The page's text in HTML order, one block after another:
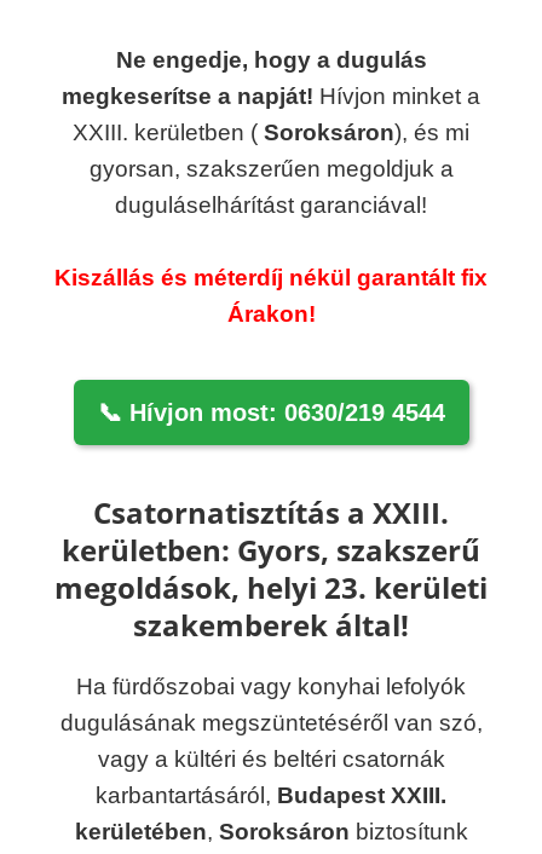
Ne engedje, hogy a dugulás
megkeserítse a napját! Hívjon minket a
XXIII. kerületben ( Soroksáron), és mi
gyorsan, szakszerűen megoldjuk a
duguláselhárítást garanciával!
Kiszállás és méterdíj nékül garantált fix
Árakon!
📞 Hívjon most: 0630/219 4544
Csatornatisztítás a XXIII.
kerületben: Gyors, szakszerű
megoldások, helyi 23. kerületi
szakemberek által!
Ha fürdőszobai vagy konyhai lefolyók
dugulásának megszüntetéséről van szó,
vagy a kültéri és beltéri csatornák
karbantartásáról, Budapest XXIII.
kerületében, Soroksáron biztosítunk